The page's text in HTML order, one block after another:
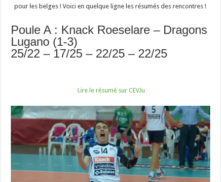
pour les belges ! Voici en quelque ligne les résumés des rencontres !
Poule A : Knack Roeselare – Dragons
Lugano (1-3)
25/22 – 17/25 – 22/25 – 22/25
Lire le résumé sur CEV.lu